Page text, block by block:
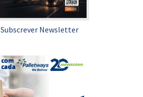
Subscrever Newsletter